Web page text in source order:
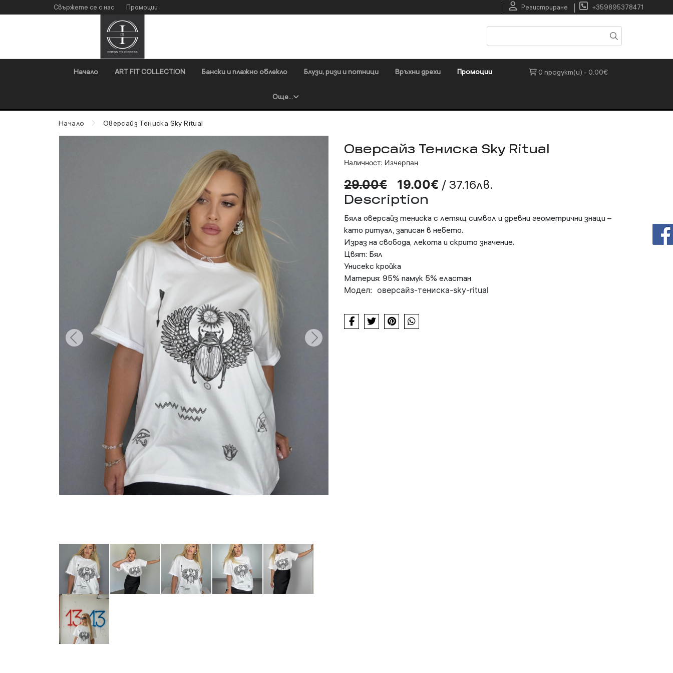
Регистриране +359895378471
Свържете се с нас Промоции
Начало ART FIT COLLECTION Бански и плажно облекло Блузи, ризи и потници Връхни дрехи Промоции
Още...
0 продукт(и) - 0.00€
Начало Оверсайз Тениска Sky Ritual
Оверсайз Тениска Sky Ritual
Наличност: Изчерпан
29.00€ 19.00€ / 37.16лв.
Description
Бяла оверсайз тениска с летящ символ и древни геометрични знаци –
като ритуал, записан в небето.
Израз на свобода, лекота и скрито значение.
Цвят: Бял
Унисекс кройка
Материя: 95% памук 5% еластан
Модел: оверсайз-тениска-sky-ritual